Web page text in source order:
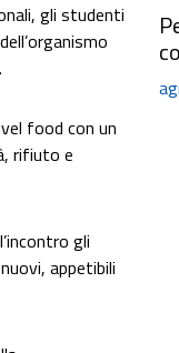
gli studenti
food con un
rifiuto e
gli
appetibili